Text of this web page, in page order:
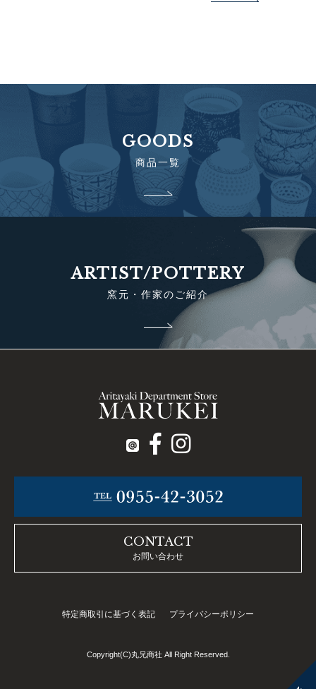
GOODS
商品一覧
ARTIST/POTTERY
窯元・作家のご紹介
CONTACT
お問い合わせ
特定商取引に基づく表記 プライバシーポリシー
Copyright(C)丸兄商社 All Right Reserved.